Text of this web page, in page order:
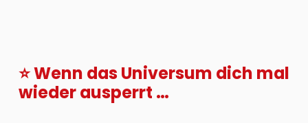
⭐ Wenn das Universum dich mal
wieder ausperrt …